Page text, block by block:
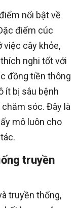
nổi bật về
điểm cúc
việc cây khỏe,
nghi tốt với
đồng tiền thông
ít bị sâu bệnh
sóc. Đây là
mô luôn cho
truyền
truyền thống,